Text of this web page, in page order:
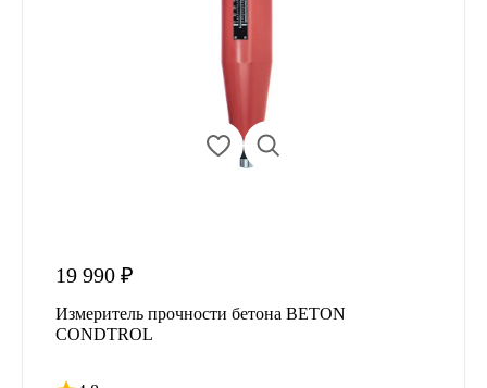
19 990 ₽
Измеритель прочности бетона BETON
CONDTROL